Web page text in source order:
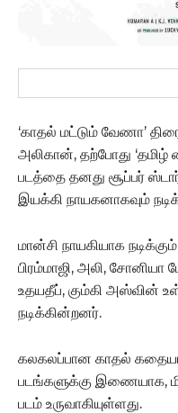
‘காதல் மட்டும் வேணா’
அலிகான், தற்போது
படத்தை தனது சூப்பர் ஸ்டார்
இயக்கி நாயகனாகவும்
மான்சி நாயகியாக
பிரம்மாஜி, அலி, சோனியா
உதயதீப், கும்கி அஸ்வின்
நடிக்கின்றனர்.
கலகலப்பான காதல்
படங்களுக்கு இணையாக,
படம் உருவாகியுள்ளது.